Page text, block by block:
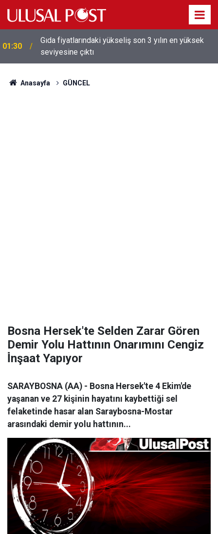
01:26
Galatasaray'dan sekiz kişi hakkında savcılığa suç
duyurusu
Anasayfa GÜNCEL
Bosna Hersek'te Selden Zarar Gören
Demir Yolu Hattının Onarımını Cengiz
İ̇nşaat Yapıyor
SARAYBOSNA (AA) - Bosna Hersek'te 4 Ekim'de
yaşanan ve 27 kişinin hayatını kaybettiği sel
felaketinde hasar alan Saraybosna-Mostar
arasındaki demir yolu hattının...